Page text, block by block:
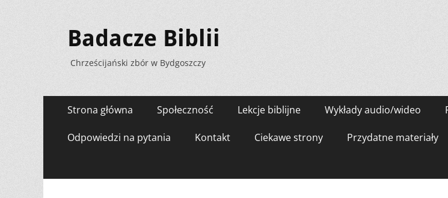
Badacze Biblii
Chrześcijański zbór w Bydgoszczy
Menu
zawartości
Strona główna Społeczność Lekcje biblijne Wykłady audio/wideo
Odpowiedzi na pytania Kontakt Ciekawe strony Przydatne materiały